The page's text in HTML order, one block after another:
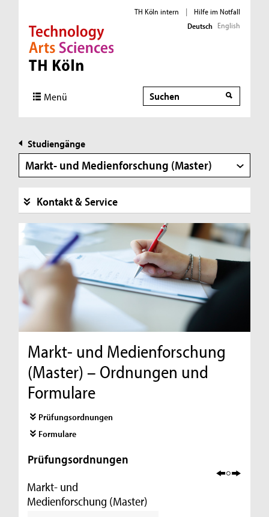
Direkt zur Hauptnavigation
Direkt zur Subnavigation
Direkt zum Inhalt
Direkt zum Fußbereich
TH Köln intern |
Hilfe im Notfall
Deutsch English
Menü Suche
Studiengänge
Markt- und Medienforschung (Master)
Kontakt & Service
Markt- und Medienforschung
(Master) – Ordnungen und
Formulare
Prüfungsordnungen
Formulare
Prüfungsordnungen
Markt- und
Medienforschung (Master)